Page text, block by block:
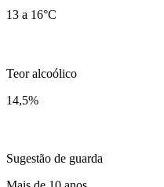
13 a 16°C
Teor alcoólico
14,5%
Sugestão de guarda